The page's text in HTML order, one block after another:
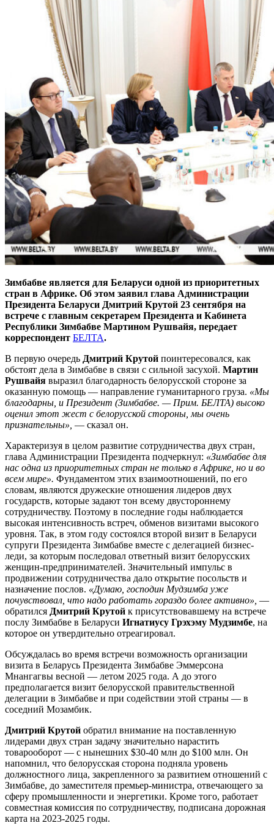
Зимбабве является для Беларуси одной из приоритетных
стран в Африке. Об этом заявил глава Администрации
Президента Беларуси Дмитрий Крутой 23 сентября на
встрече с главным секретарем Президента и Кабинета
Республики Зимбабве Мартином Рушвайя, передает
корреспондент БЕЛТА.
В первую очередь Дмитрий Крутой поинтересовался, как
обстоят дела в Зимбабве в связи с сильной засухой. Мартин
Рушвайя выразил благодарность белорусской стороне за
оказанную помощь — направление гуманитарного груза. «Мы
благодарны, и Президент (Зимбабве. — Прим. БЕЛТА) высоко
оценил этот жест с белорусской стороны, мы очень
признательны», — сказал он.
Характеризуя в целом развитие сотрудничества двух стран,
глава Администрации Президента подчеркнул: «Зимбабве для
нас одна из приоритетных стран не только в Африке, но и во
всем мире». Фундаментом этих взаимоотношений, по его
словам, являются дружеские отношения лидеров двух
государств, которые задают тон всему двустороннему
сотрудничеству. Поэтому в последние годы наблюдается
высокая интенсивность встреч, обменов визитами высокого
уровня. Так, в этом году состоялся второй визит в Беларуси
супруги Президента Зимбабве вместе с делегацией бизнес-
леди, за которым последовал ответный визит белорусских
женщин-предпринимателей. Значительный импульс в
продвижении сотрудничества дало открытие посольств и
назначение послов. «Думаю, господин Мудзимба уже
почувствовал, что надо работать гораздо более активно», —
обратился Дмитрий Крутой к присутствовавшему на встрече
послу Зимбабве в Беларуси Игнатиусу Грэхэму Мудзимбе, на
которое он утвердительно отреагировал.
Обсуждалась во время встречи возможность организации
визита в Беларусь Президента Зимбабве Эммерсона
Мнангагвы весной — летом 2025 года. А до этого
предполагается визит белорусской правительственной
делегации в Зимбабве и при содействии этой страны — в
соседний Мозамбик.
Дмитрий Крутой обратил внимание на поставленную
лидерами двух стран задачу значительно нарастить
товарооборот — с нынешних $30-40 млн до $100 млн. Он
напомнил, что белорусская сторона подняла уровень
должностного лица, закрепленного за развитием отношений с
Зимбабве, до заместителя премьер-министра, отвечающего за
сферу промышленности и энергетики. Кроме того, работает
совместная комиссия по сотрудничеству, подписана дорожная
карта на 2023-2025 годы.